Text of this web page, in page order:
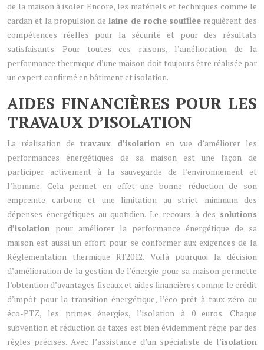
de la maison à isoler. Encore, les matériels et techniques comme le
cardan et la propulsion de laine de roche soufflée requièrent des
compétences réelles pour la sécurité et pour des résultats
satisfaisants. Pour toutes ces raisons, l’amélioration de la
performance thermique d’une maison doit toujours être réalisée par
un expert confirmé en bâtiment et isolation.
AIDES FINANCIÈRES POUR LES
TRAVAUX D’ISOLATION
La réalisation detravaux d’isolationen vue d’améliorer les
performances énergétiques de sa maison est une façon de
participer activement à la sauvegarde de l’environnement et
l’homme. Cela permet en effet une bonne réduction de son
empreinte carbone et une limitation au strict minimum des
dépenses énergétiques au quotidien. Le recours à des solutions
d’isolation pour améliorer la performance énergétique de sa
maison est aussi un effort pour se conformer aux exigences de la
Réglementation thermique RT2012. Voilà pourquoi la décision
d’amélioration de la gestion de l’énergie pour sa maison permette
l’obtention d’avantages fiscaux et aides financières comme le crédit
d’impôt pour la transition énergétique, l’éco-prêt à taux zéro ou
éco-PTZ, les primes énergies, l’isolation à 0 euros. Chaque
subvention et réduction de taxes est bien évidemment régie par des
règles précises. Avec l’assistance d’un spécialiste de l’isolation